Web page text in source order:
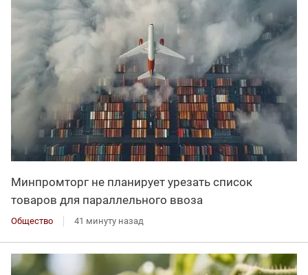
Минпромторг не планирует урезать список
товаров для параллельного ввоза
Общество 41 минуту назад